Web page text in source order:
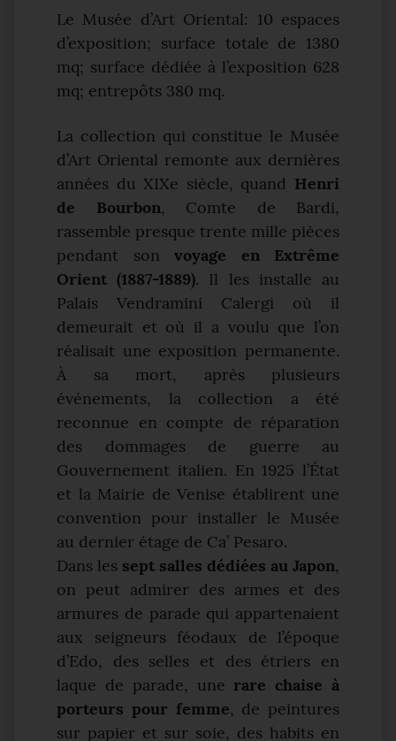
Le Musée d’Art Oriental: 10 espaces
d’exposition; surface totale de 1380
mq; surface dédiée à l’exposition 628
mq; entrepôts 380 mq.
La collection qui constitue le Musée
d’Art Oriental remonte aux dernières
années du XIXe siècle, quand Henri
de Bourbon, Comte de Bardi,
rassemble presque trente mille pièces
pendant son voyage en Extrême
Orient (1887-1889). Il les installe au
Palais Vendramini Calergi où il
demeurait et où il a voulu que l’on
réalisait une exposition permanente.
À sa mort, après plusieurs
événements, la collection a été
reconnue en compte de réparation
des dommages de guerre au
Gouvernement italien. En 1925 l’État
et la Mairie de Venise établirent une
convention pour installer le Musée
au dernier étage de Ca’ Pesaro.
Dans les sept salles dédiées au Japon,
on peut admirer des armes et des
armures de parade qui appartenaient
aux seigneurs féodaux de l’époque
d’Edo, des selles et des étriers en
laque de parade, une rare chaise à
porteurs pour femme, de peintures
sur papier et sur soie, des habits en